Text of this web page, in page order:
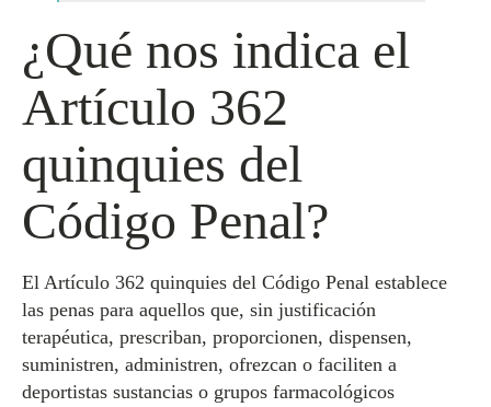
¿Qué nos indica el
Artículo 362
quinquies del
Código Penal?
El Artículo 362 quinquies del Código Penal establece
las penas para aquellos que, sin justificación
terapéutica, prescriban, proporcionen, dispensen,
suministren, administren, ofrezcan o faciliten a
deportistas sustancias o grupos farmacológicos